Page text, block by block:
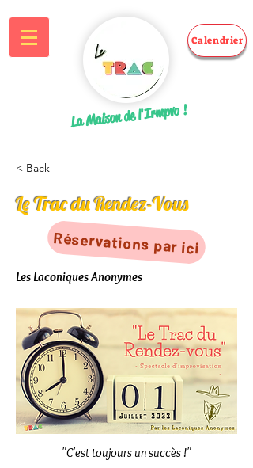
Calendrier
La Maison de l'Irmpvo !
< Back
Le Trac du Rendez-Vous
Réservations par ici
Les Laconiques Anonymes
"C'est toujours un succès !"